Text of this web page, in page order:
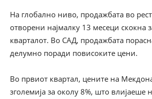
На глобално ниво, продажбата во
отворени најмалку 13 месеци скокна
кварталот. Во САД, продажбата
делумно поради повисоките цени.
Во првиот квартал, цените на
зголемија за околу 8%, што влијаеше